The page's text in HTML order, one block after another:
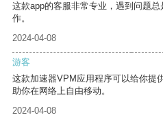
这款app的客服非常专业，遇到问题
作。
2024-04-08
游客
这款加速器VPM应用程序可以给你提
助你在网络上自由移动。
2024-04-08